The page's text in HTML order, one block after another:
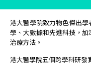
港大醫學院致力物色傑出
學、大數據和先進科技，
治療方法。
港大醫學院五個跨學科研發